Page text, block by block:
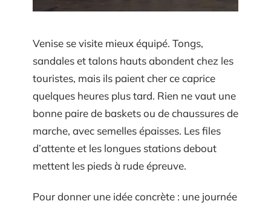
Venise se visite mieux équipé. Tongs,
sandales et talons hauts abondent chez les
touristes, mais ils paient cher ce caprice
quelques heures plus tard. Rien ne vaut une
bonne paire de baskets ou de chaussures de
marche, avec semelles épaisses. Les files
d’attente et les longues stations debout
mettent les pieds à rude épreuve.
Pour donner une idée concrète : une journée